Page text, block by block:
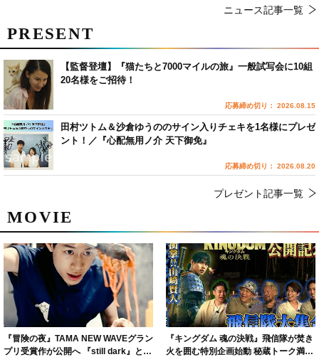
ニュース記事一覧
MOVIE
『冒険の夜』TAMA NEW WAVEグラン
プリ受賞作が公開へ 『still dark』と同
『キングダム 魂の決戦』飛信隊が焚き
火を囲む特別企画始動 秘蔵トーク満載
PRESENT
【監督登壇】『猫たちと7000マイルの旅』一般試写会に10組
20名様をご招待！
応募締め切り： 2026.08.15
田村ツトム＆沙倉ゆうののサイン入りチェキを1名様にプレゼ
ント！／『心配無用ノ介 天下御免』
応募締め切り： 2026.08.20
プレゼント記事一覧